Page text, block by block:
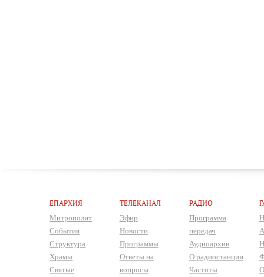
ЕПАРХИЯ
Митрополит
События
Структура
Храмы
Святые
ТЕЛЕКАНАЛ
Эфир
Новости
Программы
Ответы на
вопросы
РАДИО
Программа
передач
Аудиоархив
О радиостанции
Частоты